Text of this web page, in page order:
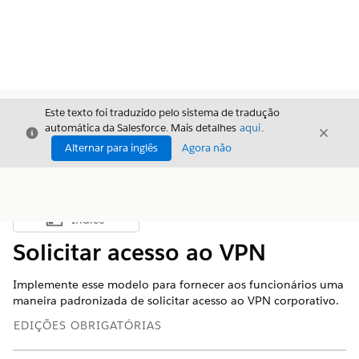
Fechar
Este texto foi traduzido pelo sistema de tradução
automática da Salesforce. Mais detalhes aqui.
Alternar para inglês
Agora não
Fechar
Mostrar índice
Índice
Solicitar acesso ao VPN
Implemente esse modelo para fornecer aos funcionários uma
maneira padronizada de solicitar acesso ao VPN corporativo.
EDIÇÕES OBRIGATÓRIAS